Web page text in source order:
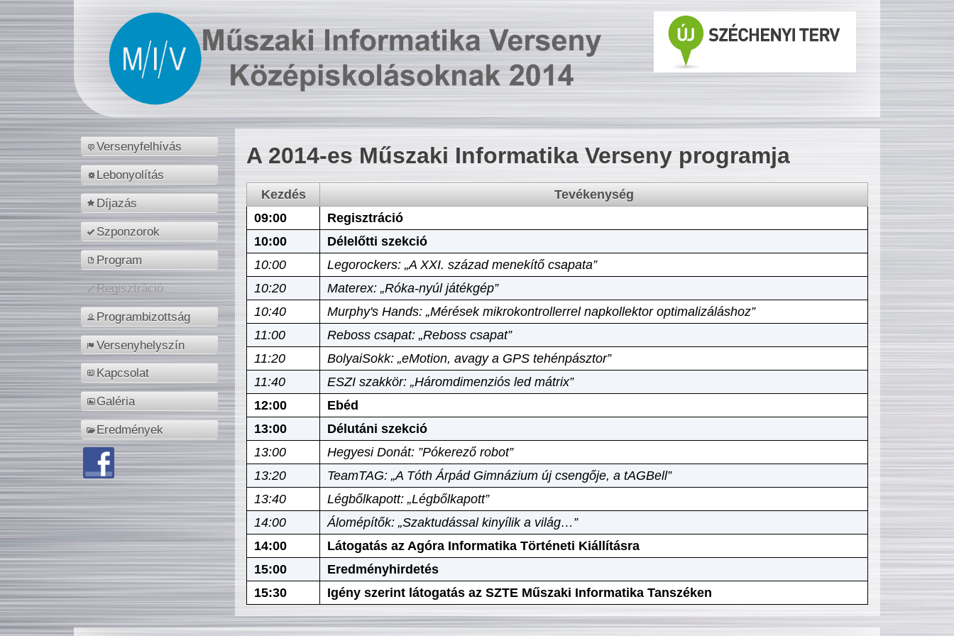
Versenyfelhívás
Lebonyolítás
Díjazás
Szponzorok
Program
Regisztráció
Programbizottság
Versenyhelyszín
Kapcsolat
Galéria
Eredmények
A 2014-es Műszaki Informatika Verseny programja
Kezdés
Tevékenység
09:00
Regisztráció
10:00
Délelőtti szekció
10:00
Legorockers: „A XXI. század menekítő csapata”
10:20
Materex: „Róka-nyúl játékgép”
10:40
Murphy's Hands: „Mérések mikrokontrollerrel napkollektor optimalizáláshoz”
11:00
Reboss csapat: „Reboss csapat”
11:20
BolyaiSokk: „eMotion, avagy a GPS tehénpásztor”
11:40
ESZI szakkör: „Háromdimenziós led mátrix”
12:00
Ebéd
13:00
Délutáni szekció
13:00
Hegyesi Donát: ”Pókerező robot”
13:20
TeamTAG: „A Tóth Árpád Gimnázium új csengője, a tAGBell”
13:40
Légbőlkapott: „Légbőlkapott”
14:00
Álomépítők: „Szaktudással kinyílik a világ…”
14:00
Látogatás az Agóra Informatika Történeti Kiállításra
15:00
Eredményhirdetés
15:30
Igény szerint látogatás az SZTE Műszaki Informatika Tanszéken